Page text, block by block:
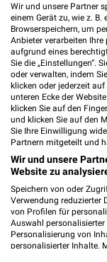
52222
Heute
531,69
52152
534,30
Vino
50171
Wir und unsere Partner
einem Gerät zu, wie z.
Browserspeichern, um
Anbieter verarbeiten
aufgrund eines
Sie die „Einstellungen“.
oder verwalten, indem
klicken oder jederzeit
unteren Ecke der
klicken Sie auf den
und klicken Sie auf den
Sie Ihre Einwilligung
Partnern mitgeteilt und
Wir und unsere
Website zu
Speichern von oder
Verwendung reduzierter
von Profilen für
Auswahl
Personalisierung von
personalisierter Inhalte.